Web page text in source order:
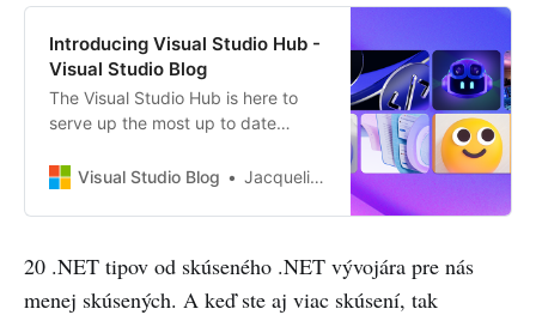
Introducing Visual Studio Hub -
Visual Studio Blog
The Visual Studio Hub is here to
serve up the most up to date
ecosystem.
Visual Studio Blog Jacqueline Widdis
20 .NET tipov od skúseného .NET vývojára pre nás
menej skúsených. A keď ste aj viac skúsení, tak